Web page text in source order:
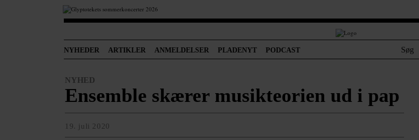
NYHEDER ARTIKLER ANMELDELSER PLADENYT PODCAST Søg
NYHED
Ensemble skærer musikteorien ud i pap
19. juli 2020